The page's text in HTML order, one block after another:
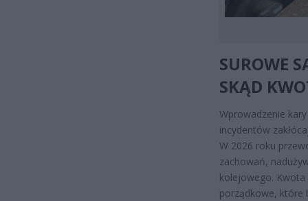
SUROWE
SKĄD
Wprowadzenie
incydentów
W 2026 roku
zachowań,
kolejowego. Kwota
porządkowe, które